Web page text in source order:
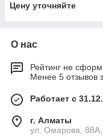
Цену уточняйте
О нас
Рейтинг не
Менее 5 отзывов
Работает с
г. Алматы
ул. Омарова,